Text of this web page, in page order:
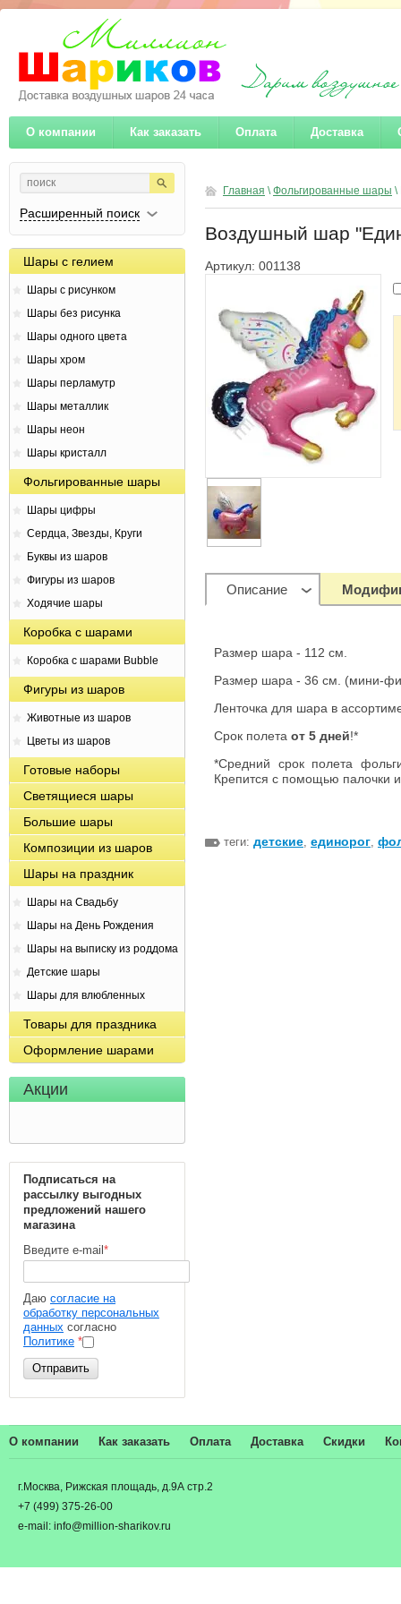
О компании Как заказать Оплата Доставка
Расширенный поиск
Шары с гелием
Шары с рисунком
Шары без рисунка
Шары одного цвета
Шары хром
Шары перламутр
Шары металлик
Шары неон
Шары кристалл
Фольгированные шары
Шары цифры
Сердца, Звезды, Круги
Буквы из шаров
Фигуры из шаров
Ходячие шары
Коробка с шарами
Коробка с шарами Bubble
Фигуры из шаров
Животные из шаров
Цветы из шаров
Готовые наборы
Светящиеся шары
Большие шары
Композиции из шаров
Шары на праздник
Шары на Свадьбу
Шары на День Рождения
Шары на выписку из роддома
Детские шары
Шары для влюбленных
Товары для праздника
Оформление шарами
Акции
Подписаться на
рассылку выгодных
предложений нашего
магазина
Введите e-mail *
Даю согласие на
обработку персональных
данных согласно
Политике *
Отправить
Главная \Фольгированные шары \
Воздушный шар
Артикул: 001138
Описание
Размер шара - 112 см.
Размер шара - 36 см. (мини-
Ленточка для шара в
Срок полета от 5 дней!*
*Средний срок полета
Крепится с помощью палочки
теги: детские, единорог,
О компании Как заказать Оплата Доставка Скидки
г.Москва, Рижская площадь, д.9А стр.2
+7 (499) 375-26-00
e-mail: info@million-sharikov.ru